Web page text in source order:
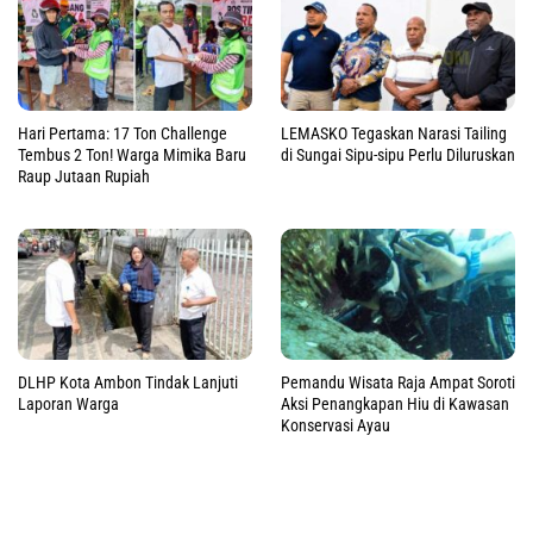
Hari Pertama: 17 Ton Challenge
Tembus 2 Ton! Warga Mimika Baru
Raup Jutaan Rupiah
LEMASKO Tegaskan Narasi Tailing
di Sungai Sipu-sipu Perlu Diluruskan
DLHP Kota Ambon Tindak Lanjuti
Laporan Warga
Pemandu Wisata Raja Ampat Soroti
Aksi Penangkapan Hiu di Kawasan
Konservasi Ayau